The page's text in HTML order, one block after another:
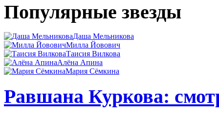
Популярные звезды
Даша Мельникова
Милла Йовович
Таисия Вилкова
Алёна Апина
Мария Сёмкина
Равшана Куркова: